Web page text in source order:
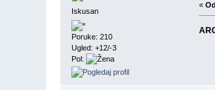
Iskusan
Poruke: 210
Ugled: +12/-3
Pol:
«